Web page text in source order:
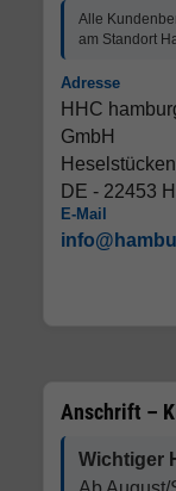
Alle
am Standort
Adresse
HHC
GmbH
DE - 22453
E-Mail
Anschrift –
Wichtiger